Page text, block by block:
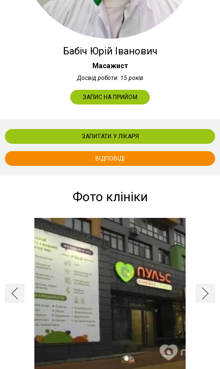
Бабіч Юрій Іванович
Масажист
Досвід роботи: 15 років
ЗАПИС НА ПРИЙОМ
ЗАПИТАТИ У ЛІКАРЯ
ВІДПОВІДІ
Фото клініки